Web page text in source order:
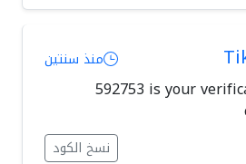
منذ سنتين
[#][TikTok] 592753 is your
نسخ الكود